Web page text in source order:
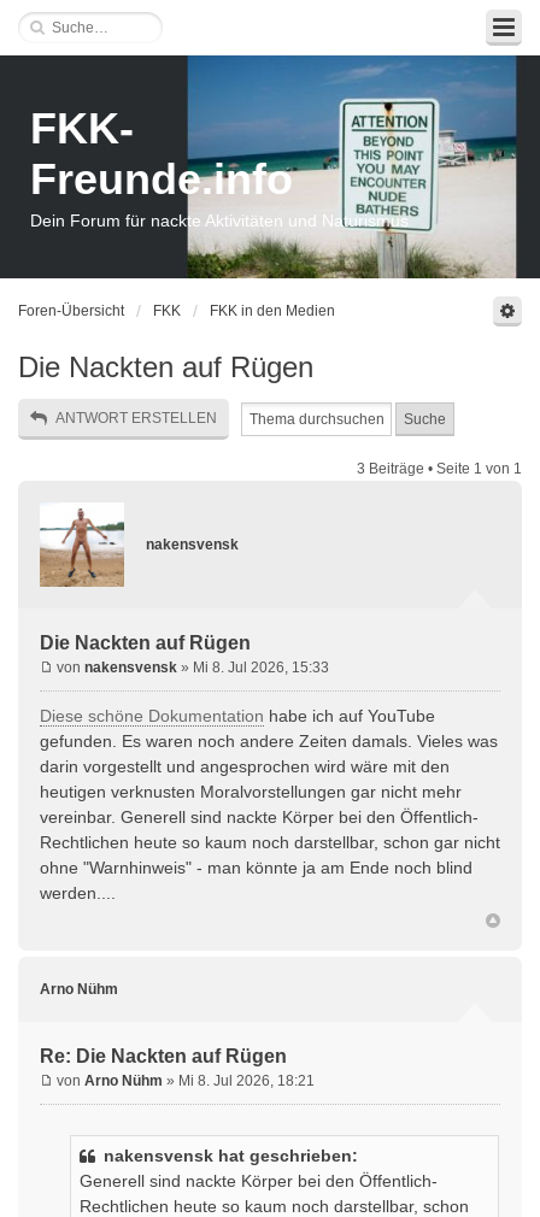
FKK-
Freunde.info
Dein Forum für nackte Aktivitäten und Naturismus
Foren-Übersicht FKK FKK in den Medien
Die Nackten auf Rügen
ANTWORT ERSTELLEN
3 Beiträge • Seite 1 von 1
nakensvensk
Die Nackten auf Rügen
von nakensvensk » Mi 8. Jul 2026, 15:33
Diese schöne Dokumentation habe ich auf YouTube
gefunden. Es waren noch andere Zeiten damals. Vieles was
darin vorgestellt und angesprochen wird wäre mit den
heutigen verknusten Moralvorstellungen gar nicht mehr
vereinbar. Generell sind nackte Körper bei den Öffentlich-
Rechtlichen heute so kaum noch darstellbar, schon gar nicht
ohne "Warnhinweis" - man könnte ja am Ende noch blind
werden....
Arno Nühm
Re: Die Nackten auf Rügen
von Arno Nühm » Mi 8. Jul 2026, 18:21
nakensvensk hat geschrieben:
Generell sind nackte Körper bei den Öffentlich-
Rechtlichen heute so kaum noch darstellbar, schon